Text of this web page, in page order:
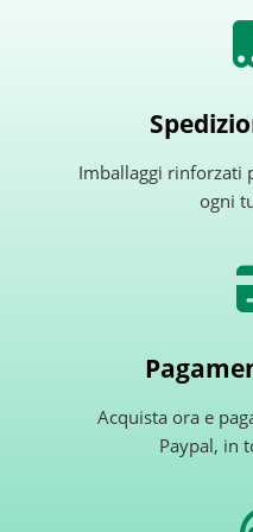
Imballaggi rinforzati
ogni
Acquista ora e
Paypal, in